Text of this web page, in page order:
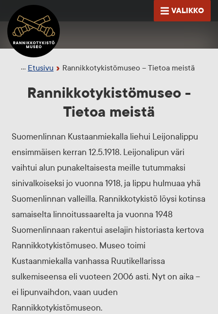
Siirry sisältöön
Etusivu AVAA
VALIKKO
Etusivu Rannikkotykistömuseo – Tietoa meistä
Rannikkotykistömuseo -
Tietoa meistä
Suomenlinnan Kustaanmiekalla liehui Leijonalippu
ensimmäisen kerran 12.5.1918. Leijonalipun väri
vaihtui alun punakeltaisesta meille tutummaksi
sinivalkoiseksi jo vuonna 1918, ja lippu hulmuaa yhä
Suomenlinnan valleilla. Rannikkotykistö löysi kotinsa
samaiselta linnoitussaarelta ja vuonna 1948
Suomenlinnaan rakentui aselajin historiasta kertova
Rannikkotykistömuseo. Museo toimi
Kustaanmiekalla vanhassa Ruutikellarissa
sulkemiseensa eli vuoteen 2006 asti. Nyt on aika –
ei lipunvaihdon, vaan uuden
Rannikkotykistömuseon.